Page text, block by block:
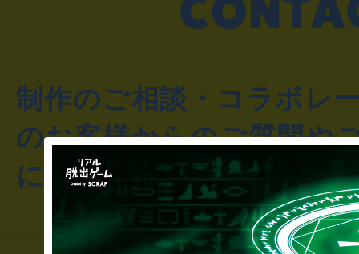
制作のご相談・コラボレ
のお客様からのご質問や
にお問い合わせください